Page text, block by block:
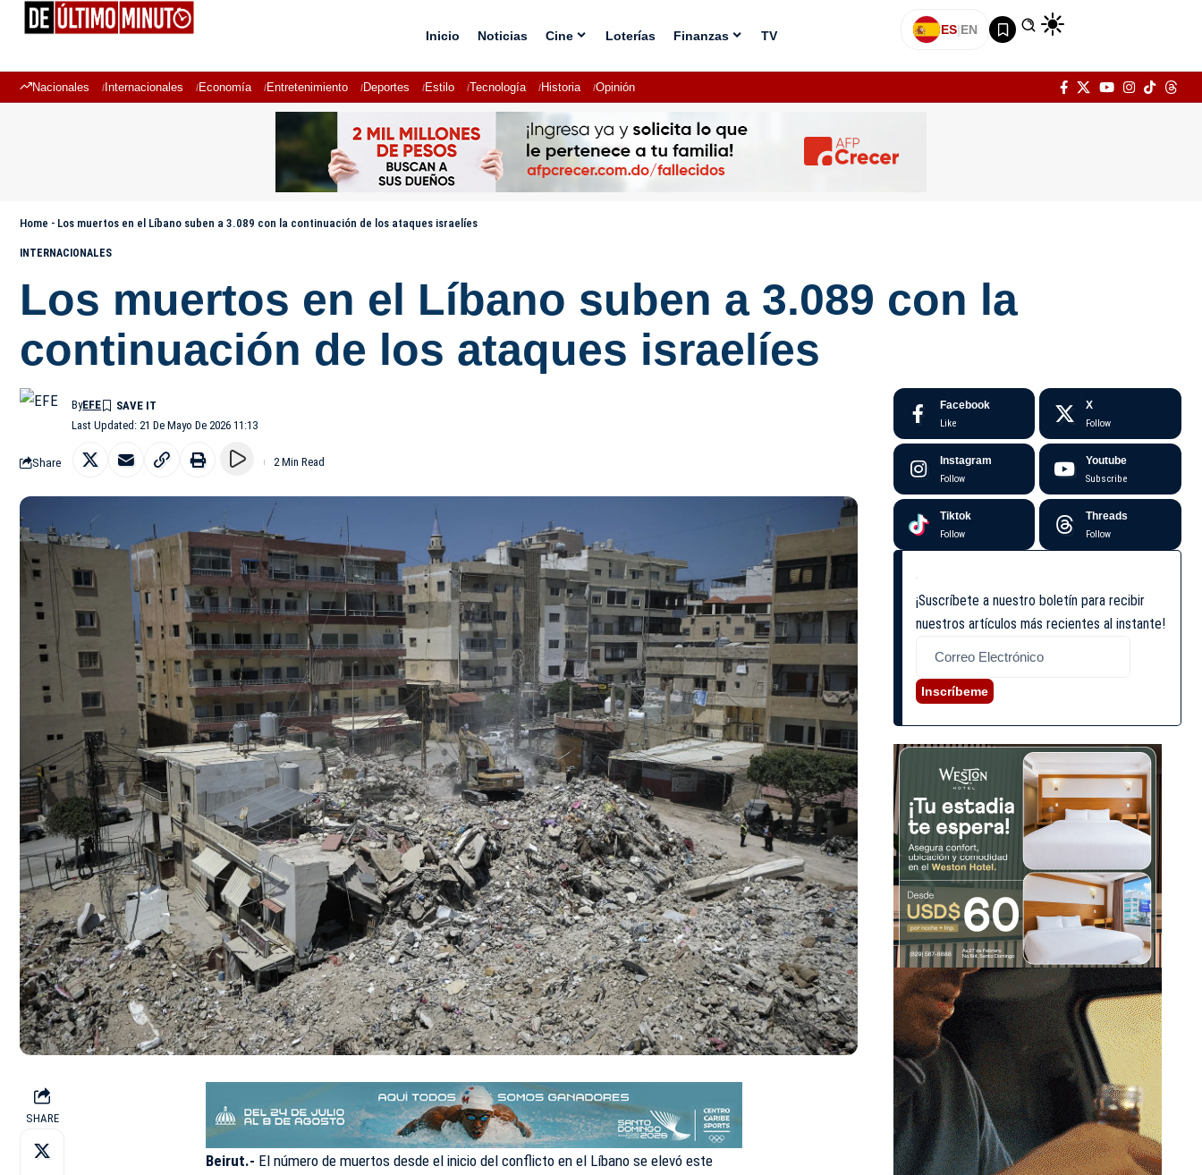
Inicio Noticias Cine Loterías Finanzas TV ES|EN
Nacionales Internacionales Economía Entretenimiento Deportes Estilo Tecnología Historia Opinión
Home - Los muertos en el Líbano suben a 3.089 con la continuación de los ataques israelíes
INTERNACIONALES
Los muertos en el Líbano suben a 3.089 con la
continuación de los ataques israelíes
Last Updated: 21 De Mayo De 2026 11:13
ByEFE
Share 2 Min Read
SHARE
Beirut.- El número de muertos desde el inicio del conflicto en el Líbano se elevó este
Facebook
Like
X
Follow
Instagram
Follow
Youtube
Subscribe
Tiktok
Follow
Threads
Follow
¡Suscríbete a nuestro boletín para recibir
nuestros artículos más recientes al instante!
Inscríbeme